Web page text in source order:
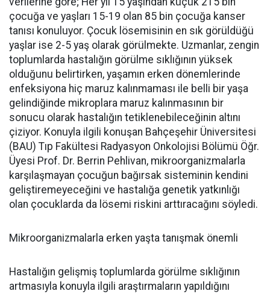
çocuğa ve yaşları 15-19 olan 85 bin çocuğa kanser
tanısı konuluyor. Çocuk lösemisinin en sık görüldüğü
yaşlar ise 2-5 yaş olarak görülmekte. Uzmanlar, zengin
toplumlarda hastalığın görülme sıklığının yüksek
olduğunu belirtirken, yaşamın erken dönemlerinde
enfeksiyona hiç maruz kalınmaması ile belli bir yaşa
gelindiğinde mikroplara maruz kalınmasının bir
sonucu olarak hastalığın tetiklenebileceğinin altını
çiziyor. Konuyla ilgili konuşan Bahçeşehir Üniversitesi
(BAU) Tıp Fakültesi Radyasyon Onkolojisi Bölümü Öğr.
Üyesi Prof. Dr. Berrin Pehlivan, mikroorganizmalarla
karşılaşmayan çocuğun bağırsak sisteminin kendini
geliştiremeyeceğini ve hastalığa genetik yatkınlığı
olan çocuklarda da lösemi riskini arttıracağını söyledi.
Mikroorganizmalarla erken yaşta tanışmak önemli
Hastalığın gelişmiş toplumlarda görülme sıklığının
artmasıyla konuyla ilgili araştırmaların yapıldığını